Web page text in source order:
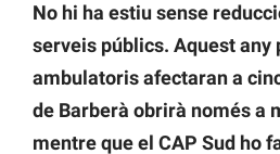
No hi ha estiu sense
serveis públics. Aquest any
ambulatoris afectaran a
de Barberà obrirà només a
mentre que el CAP Sud ho